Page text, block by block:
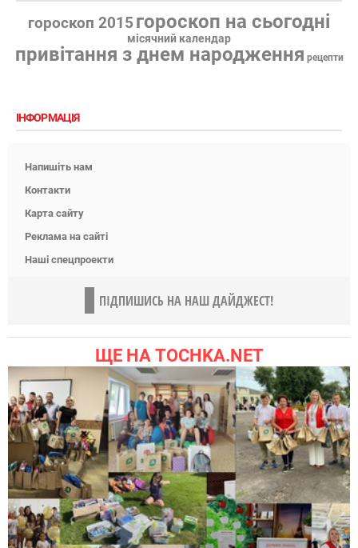
гороскоп 2015 гороскоп на сьогодні
місячний календар
привітання з днем народження рецепти
ІНФОРМАЦІЯ
Напишіть нам
Контакти
Карта сайту
Реклама на сайті
Наші спецпроекти
ПІДПИШИСЬ НА НАШ ДАЙДЖЕСТ!
ЩЕ НА TOCHKA.NET